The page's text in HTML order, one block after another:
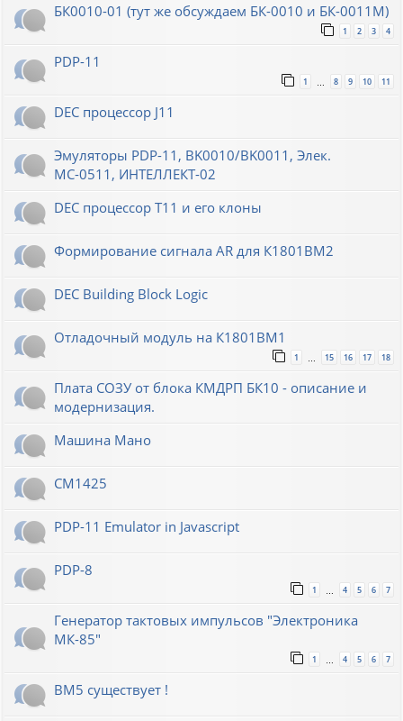
БК0010-01 (тут же обсуждаем БК-0010 и БК-0011М)
1 2 3 4
PDP-11
1 8 9 10 11
DEC процессор J11
Эмуляторы PDP-11, BK0010/BK0011, Элек.
МС-0511, ИНТЕЛЛЕКТ-02
DEC процессор T11 и его клоны
Формирование сигнала AR для К1801ВМ2
DEC Building Block Logic
Отладочный модуль на К1801ВМ1
1 15 16 17 18
Плата СОЗУ от блока КМДРП БК10 - описание и
модернизация.
Машина Мано
СМ1425
PDP-11 Emulator in Javascript
PDP-8
1 4 5 6 7
Генератор тактовых импульсов "Электроника
МК-85"
1 4 5 6 7
ВМ5 существует !